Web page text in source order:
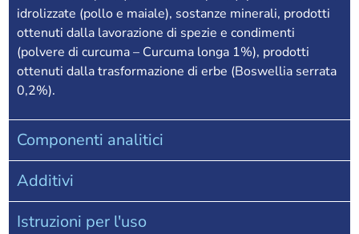
idrolizzate (pollo e maiale), sostanze minerali, prodotti
ottenuti dalla lavorazione di spezie e condimenti
(polvere di curcuma – Curcuma longa 1%), prodotti
ottenuti dalla trasformazione di erbe (Boswellia serrata
0,2%).
Componenti analitici
Additivi
Istruzioni per l'uso